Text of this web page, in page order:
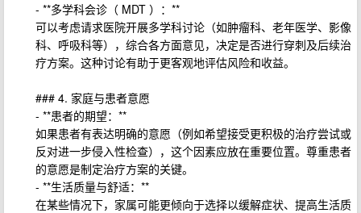
- **多学科会诊（ MDT ）：**
可以考虑请求医院开展多学科讨论（如肿瘤科、老年医学、影像
科、呼吸科等），综合各方面意见，决定是否进行穿刺及后续治
疗方案。这种讨论有助于更客观地评估风险和收益。
### 4. 家庭与患者意愿
- **患者的期望：**
如果患者有表达明确的意愿（例如希望接受更积极的治疗尝试或
反对进一步侵入性检查），这个因素应放在重要位置。尊重患者
的意愿是制定治疗方案的关键。
- **生活质量与舒适：**
在某些情况下，家属可能更倾向于选择以缓解症状、提高生活质